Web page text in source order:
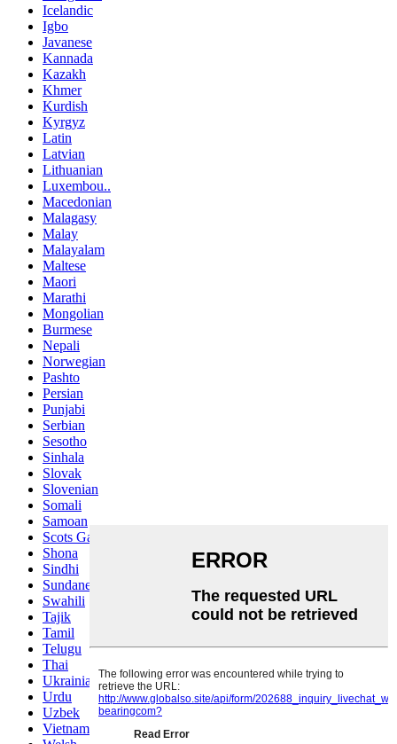
Icelandic
Igbo
Javanese
Kannada
Kazakh
Khmer
Kurdish
Kyrgyz
Latin
Latvian
Lithuanian
Luxembou..
Macedonian
Malagasy
Malay
Malayalam
Maltese
Maori
Marathi
Mongolian
Burmese
Nepali
Norwegian
Pashto
Persian
Punjabi
Serbian
Sesotho
Sinhala
Slovak
Slovenian
Somali
Samoan
Scots Gaelic
Shona
Sindhi
Sundanese
Swahili
Tajik
Tamil
Telugu
Thai
Ukrainian
Urdu
Uzbek
Vietnamese